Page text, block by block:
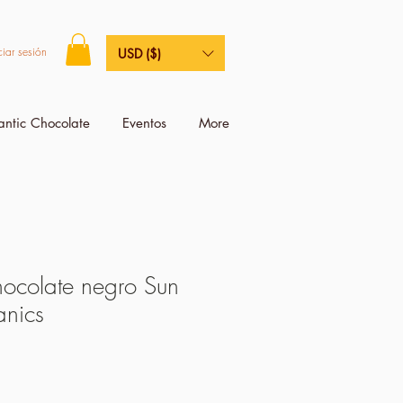
Chocolate Eventos More
sesión USD ($)
negro Sun